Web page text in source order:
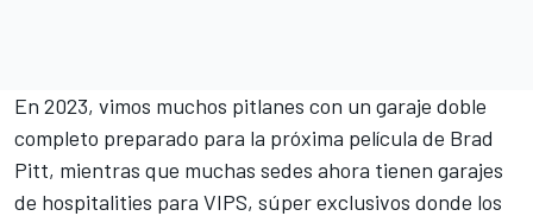
En 2023, vimos muchos pitlanes con un garaje doble
completo preparado para la próxima película de Brad
Pitt, mientras que muchas sedes ahora tienen garajes
de hospitalities para VIPS, súper exclusivos donde los